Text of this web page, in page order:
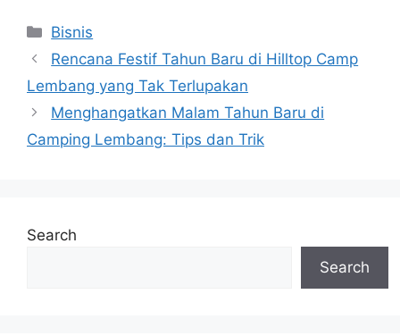
s
A
p
p
e
b
o
o
a
d
s
gr
a
m
Categories
Bisnis
Rencana Festif Tahun Baru di Hilltop Camp
Lembang yang Tak Terlupakan
Menghangatkan Malam Tahun Baru di
Camping Lembang: Tips dan Trik
Search
Search